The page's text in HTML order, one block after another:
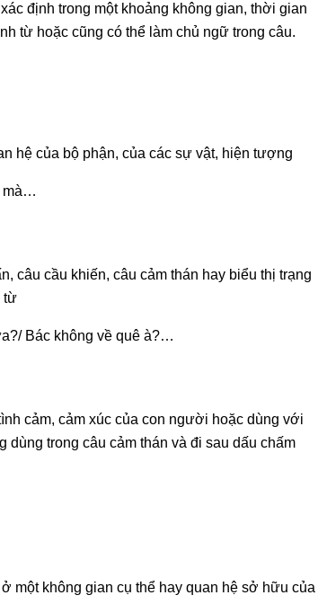
định trong một khoảng không gian, thời gian
từ hoặc cũng có thể làm chủ ngữ trong câu.
hệ của bộ phận, của các sự vật, hiện tượng
mà…
câu cầu khiến, câu cảm thán hay biểu thị trạng
từ
Bác không về quê à?…
cảm, cảm xúc của con người hoặc dùng với
trong câu cảm thán và đi sau dấu chấm
một không gian cụ thể hay quan hệ sở hữu của